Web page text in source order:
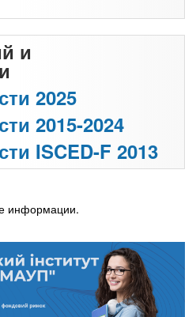
и
2025
2015-2024
ISCED-F 2013
информации.